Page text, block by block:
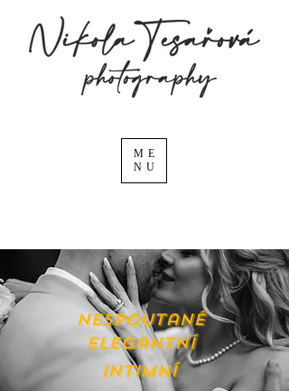
ME
NU
elegantní
intimní
Nespoutané